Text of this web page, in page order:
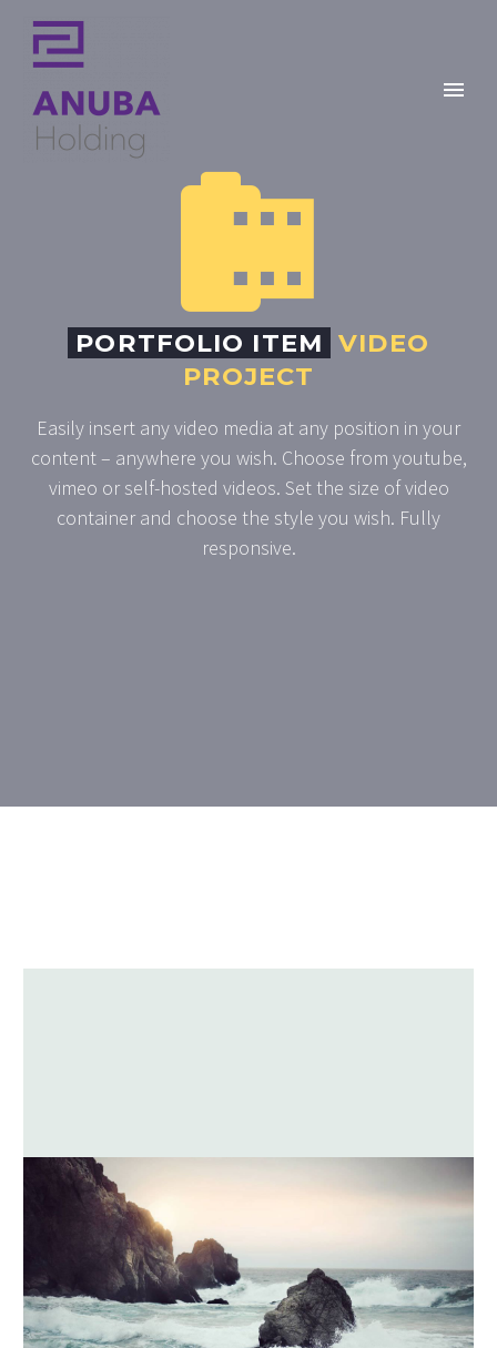


PORTFOLIO ITEM VIDEO
PROJECT
Easily insert any video media at any position in your
content – anywhere you wish. Choose from youtube,
vimeo or self-hosted videos. Set the size of video
container and choose the style you wish. Fully
responsive.